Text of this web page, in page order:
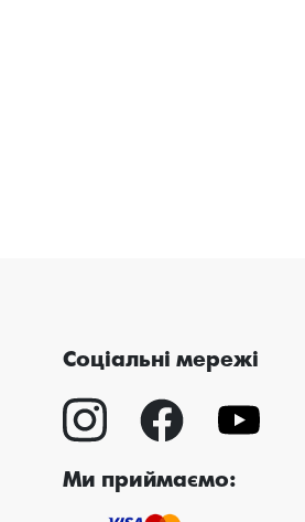
Соціальні мережі
Ми приймаємо: